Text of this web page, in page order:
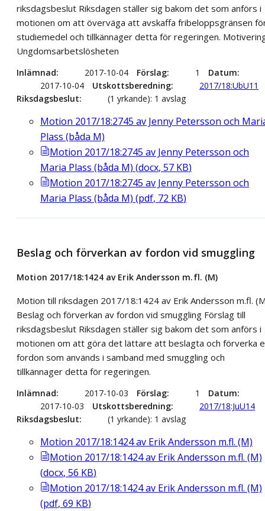
riksdagsbeslut Riksdagen ställer sig bakom det som anförs i
motionen om att överväga att avskaffa fribeloppsgränsen
studiemedel och tillkännager detta för regeringen.
Ungdomsarbetslösheten
Inlämnad 2017-10-04 Förslag 1
Datum
2017-10-04
Utskottsberedning
2017/18:UbU11
Riksdagsbeslut
(1 yrkande): 1 avslag
Motion 2017/18:2745 av Jenny Petersson och
Plass (båda M)
Motion 2017/18:2745 av Jenny Petersson och
Maria Plass (båda M) (docx, 57 KB)
Motion 2017/18:2745 av Jenny Petersson och
Maria Plass (båda M) (pdf, 72 KB)
Beslag och förverkan av fordon vid smuggling
Motion 2017/18:1424 av Erik Andersson m.fl. (M)
Motion till riksdagen 2017/18:1424 av Erik Andersson m.fl.
Beslag och förverkan av fordon vid smuggling Förslag till
riksdagsbeslut Riksdagen ställer sig bakom det som anförs i
motionen om att göra det lättare att beslagta och förverka
fordon som används i samband med smuggling och
tillkännager detta för regeringen.
Inlämnad 2017-10-03 Förslag 1
Datum
2017-10-03
Utskottsberedning
2017/18:JuU14
Riksdagsbeslut
(1 yrkande): 1 avslag
Motion 2017/18:1424 av Erik Andersson m.fl. (M)
Motion 2017/18:1424 av Erik Andersson m.fl. (M)
(docx, 56 KB)
Motion 2017/18:1424 av Erik Andersson m.fl. (M)
(pdf, 69 KB)